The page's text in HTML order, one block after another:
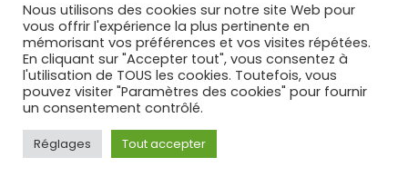
chicha
Nous utilisons des cookies sur notre site Web pour
vous offrir l'expérience la plus pertinente en
mémorisant vos préférences et vos visites répétées.
En cliquant sur "Accepter tout", vous consentez à
l'utilisation de TOUS les cookies. Toutefois, vous
pouvez visiter "Paramètres des cookies" pour fournir
un consentement contrôlé.
Réglages Tout accepter